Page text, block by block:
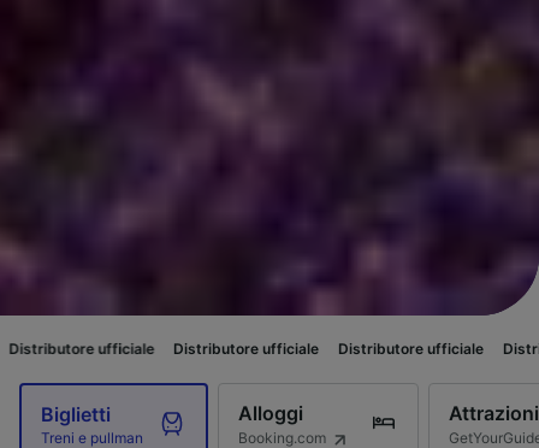
Distributore ufficiale Distributore ufficiale Distributore
Biglietti
Treni e pullman
Alloggi
Booking.com
Attrazioni